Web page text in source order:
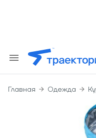
Главная Одежда